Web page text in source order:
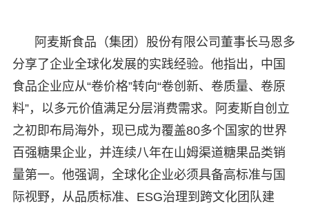
阿麦斯食品（集团）股份有限公司董事长马恩多
分享了企业全球化发展的实践经验。他指出，中国
食品企业应从“卷价格”转向“卷创新、卷质量、卷原
料”，以多元价值满足分层消费需求。阿麦斯自创立
之初即布局海外，现已成为覆盖80多个国家的世界
百强糖果企业，并连续八年在山姆渠道糖果品类销
量第一。他强调，全球化企业必须具备高标准与国
际视野，从品质标准、ESG治理到跨文化团队建